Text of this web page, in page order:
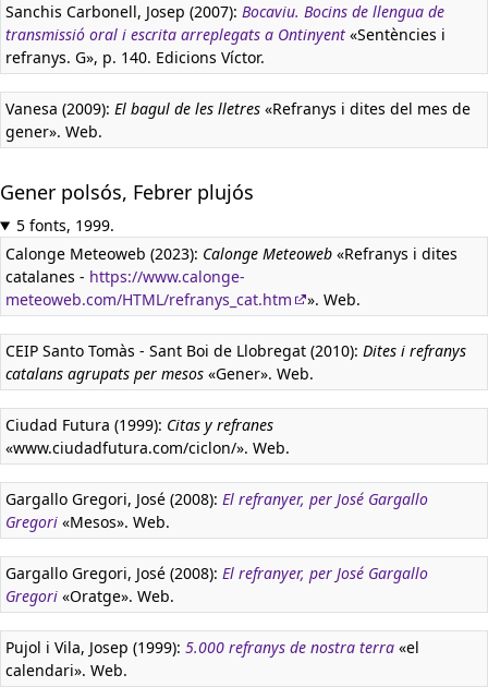
Sanchis Carbonell, Josep (2007): Bocaviu. Bocins de llengua de
transmissió oral i escrita arreplegats a Ontinyent «Sentències i
refranys. G», p. 140. Edicions Víctor.
Vanesa (2009): El bagul de les lletres «Refranys i dites del mes de
gener». Web.
Gener polsós, Febrer plujós
5 fonts, 1999.
Calonge Meteoweb (2023): Calonge Meteoweb «Refranys i dites
catalanes - https://www.calonge-
meteoweb.com/HTML/refranys_cat.htm
». Web.
CEIP Santo Tomàs - Sant Boi de Llobregat (2010): Dites i refranys
catalans agrupats per mesos «Gener». Web.
Ciudad Futura (1999): Citas y refranes
«www.ciudadfutura.com/ciclon/». Web.
Gargallo Gregori, José (2008): El refranyer, per José Gargallo
Gregori «Mesos». Web.
Gargallo Gregori, José (2008): El refranyer, per José Gargallo
Gregori «Oratge». Web.
Pujol i Vila, Josep (1999): 5.000 refranys de nostra terra «el
calendari». Web.